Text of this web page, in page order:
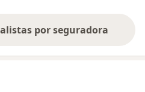
por seguradora